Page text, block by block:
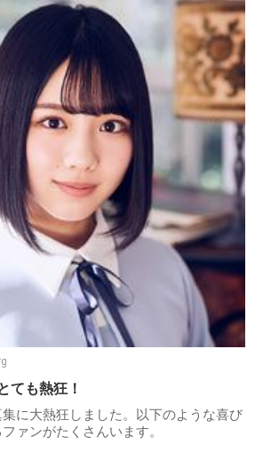
ても熱狂！
に大熱狂しました。以下のような喜び
ァンがたくさんいます。